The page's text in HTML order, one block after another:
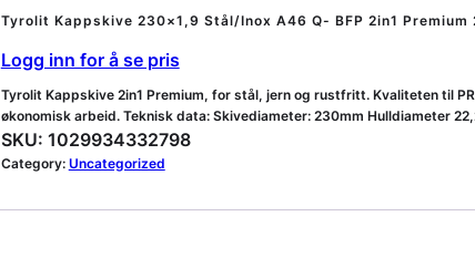
Tyrolit Kappskive 230×1,9 Stål/Inox A46 Q- BFP 2in1 Premium
Logg inn for å se pris
Tyrolit Kappskive 2in1 Premium, for stål, jern og rustfritt. Kvaliteten til
økonomisk arbeid. Teknisk data: Skivediameter: 230mm Hulldiameter
SKU: 1029934332798
Category: Uncategorized